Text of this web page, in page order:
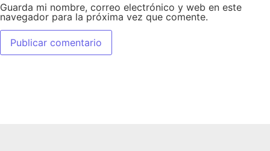
Guarda mi nombre, correo electrónico y web en este
navegador para la próxima vez que comente.